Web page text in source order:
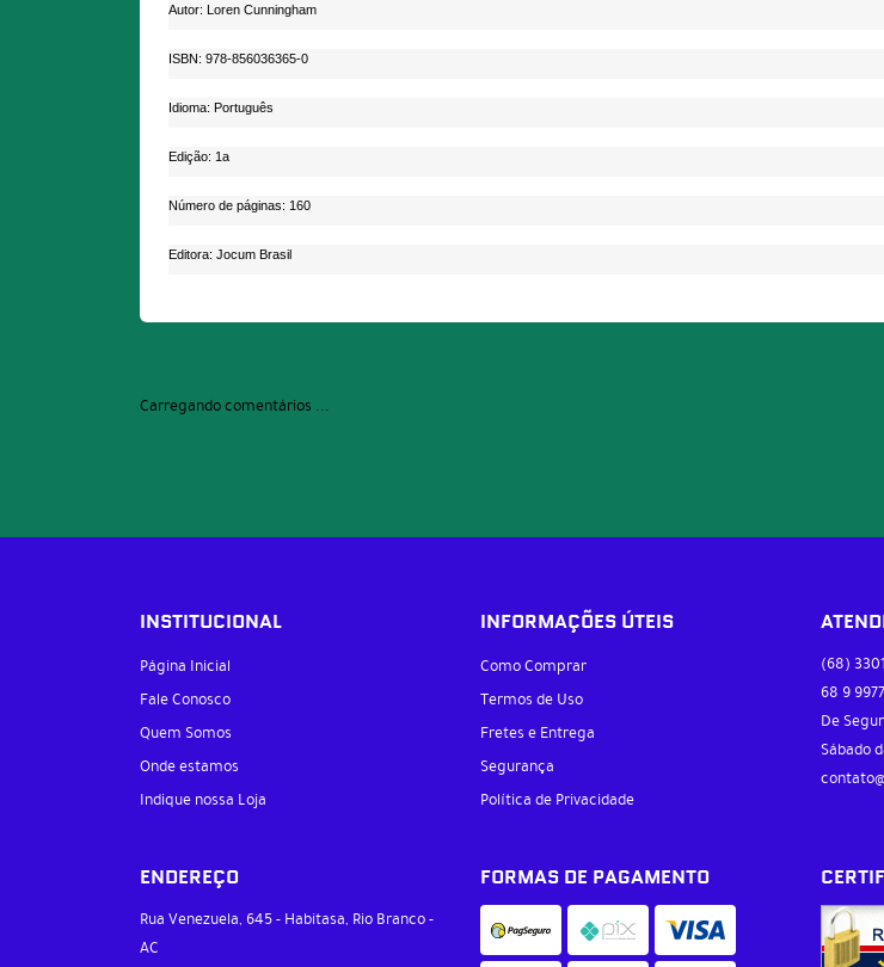
Autor: Loren Cunningham
ISBN: 978-856036365-0
Idioma: Português
Edição: 1a
Número de páginas: 160
Editora: Jocum Brasil
Carregando comentários ...
INSTITUCIONAL
Página Inicial
Fale Conosco
Quem Somos
Onde estamos
Indique nossa Loja
INFORMAÇÕES ÚTEIS
Como Comprar
Termos de Uso
Fretes e Entrega
Segurança
Política de Privacidade
(68)
68 9
De
Sábado
ENDEREÇO
Rua Venezuela, 645- Habitasa, Rio Branco-
AC
FORMAS DE PAGAMENTO